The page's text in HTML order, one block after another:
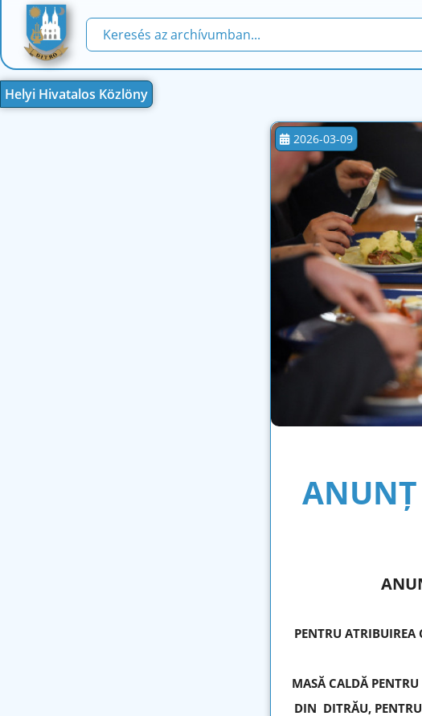
Helyi Hivatalos Közlöny
2026-03-09
ANUNȚ
PENTRU ATRIBUIREA
MASĂ CALDĂ
DIN DITRĂU,